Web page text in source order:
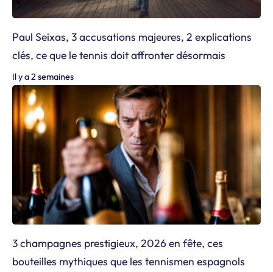
Paul Seixas, 3 accusations majeures, 2 explications
clés, ce que le tennis doit affronter désormais
Il y a 2 semaines
3 champagnes prestigieux, 2026 en fête, ces
bouteilles mythiques que les tennismen espagnols